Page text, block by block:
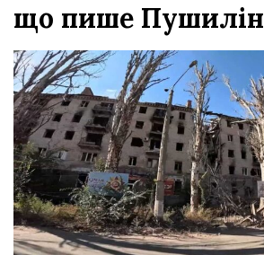
що пише Пушилін